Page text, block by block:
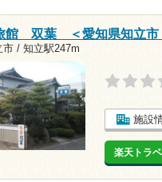
館 双葉 ＜愛知県知立市
市 / 知立駅247m
施設
楽天トラ